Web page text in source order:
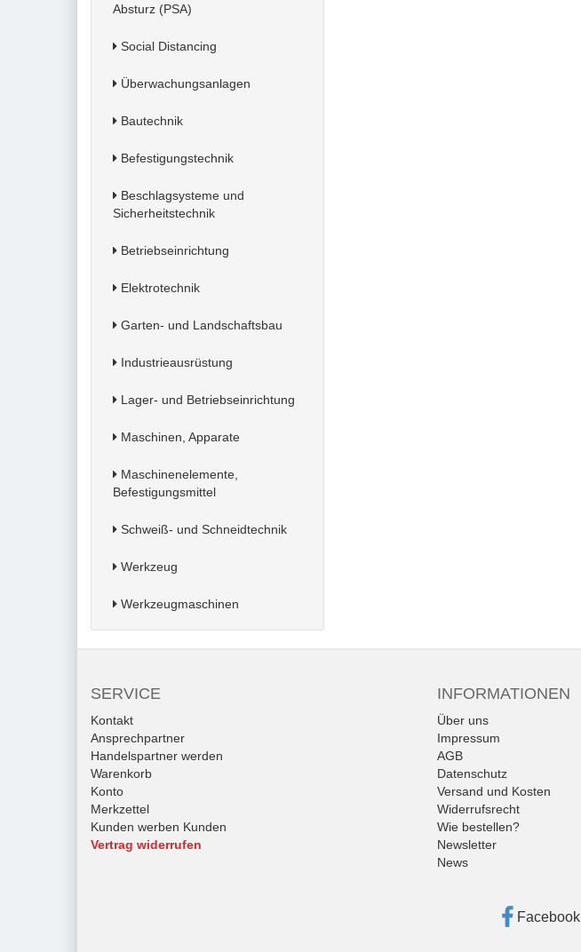
Absturz (PSA)
Social Distancing
Überwachungsanlagen
Bautechnik
Befestigungstechnik
Beschlagsysteme und
Sicherheitstechnik
Betriebseinrichtung
Elektrotechnik
Garten- und Landschaftsbau
Industrieausrüstung
Lager- und Betriebseinrichtung
Maschinen, Apparate
Maschinenelemente,
Befestigungsmittel
Schweiß- und Schneidtechnik
Werkzeug
Werkzeugmaschinen
SERVICE
Kontakt
Ansprechpartner
Handelspartner werden
Warenkorb
Konto
Merkzettel
Kunden werben Kunden
Vertrag widerrufen
INFORMATIONEN
Über uns
Impressum
AGB
Datenschutz
Versand und Kosten
Widerrufsrecht
Wie bestellen?
Newsletter
News
Facebook